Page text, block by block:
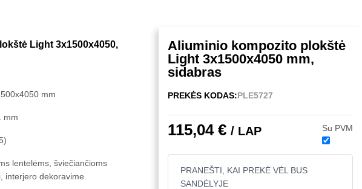
Light 3x1500x4050,
mm
mm
lentelėms, šviečiančioms
interjero dekoravime.
Aliuminio kompozito plokštė
Light 3x1500x4050 mm,
sidabras
PREKĖS KODAS:PLE5727
115,04 € / LAP Su PVM
PRANEŠTI, KAI PREKĖ VĖL BUS
SANDĖLYJE